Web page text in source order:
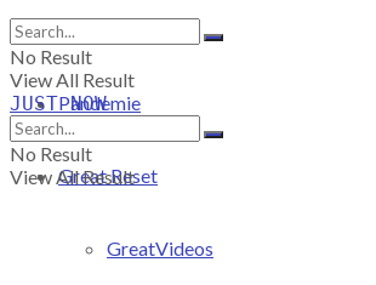
Pandemie
Great Reset
GreatVideos
No Result
View All Result
JUST-NOW
No Result
View All Result